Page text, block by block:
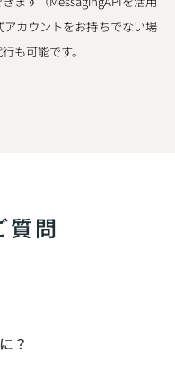
アカウントをお持ちでない場
も可能です。
質問
？